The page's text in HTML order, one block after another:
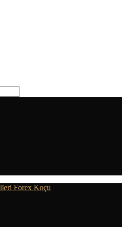
Forex Koçu